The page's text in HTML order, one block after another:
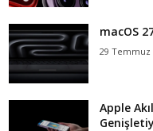
macOS
29 Temmuz
Apple